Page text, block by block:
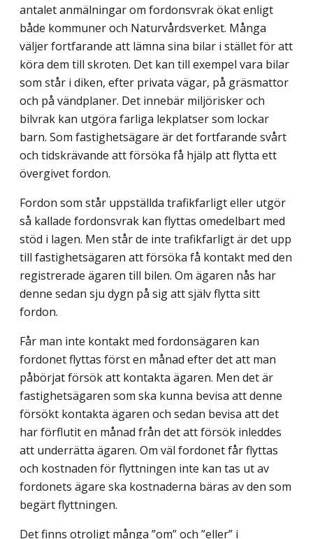
antalet anmälningar om fordonsvrak ökat enligt
både kommuner och Natur­vårdsverket. Många
väljer fortfarande att lämna sina bilar i stället för att
köra dem till skroten. Det kan till exempel vara bilar
som står i diken, efter privata vägar, på gräs­mattor
och på vändplaner. Det innebär miljörisker och
bilvrak kan utgöra farliga lekplatser som lockar
barn. Som fastighetsägare är det fortfarande svårt
och tids­krävande att försöka få hjälp att flytta ett
övergivet fordon.
Fordon som står uppställda trafikfarligt eller utgör
så kallade fordonsvrak kan flyttas omedelbart med
stöd i lagen. Men står de inte trafikfarligt är det upp
till fastighets­ägaren att försöka få kontakt med den
registrerade ägaren till bilen. Om ägaren nås har
denne sedan sju dygn på sig att själv flytta sitt
fordon.
Får man inte kontakt med fordonsägaren kan
fordonet flyttas först en månad efter det att man
påbörjat försök att kontakta ägaren. Men det är
fastighetsägaren som ska kunna bevisa att denne
försökt kontakta ägaren och sedan bevisa att det
har förflutit en månad från det att försök inleddes
att underrätta ägaren. Om väl fordonet får flyttas
och kostnaden för flyttningen inte kan tas ut av
fordonets ägare ska kostnaderna bäras av den som
begärt flyttningen.
Det finns otroligt många ”om” och ”eller” i